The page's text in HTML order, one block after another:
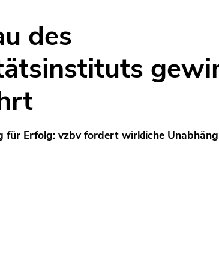
des
für Erfolg: vzbv fordert wirkliche